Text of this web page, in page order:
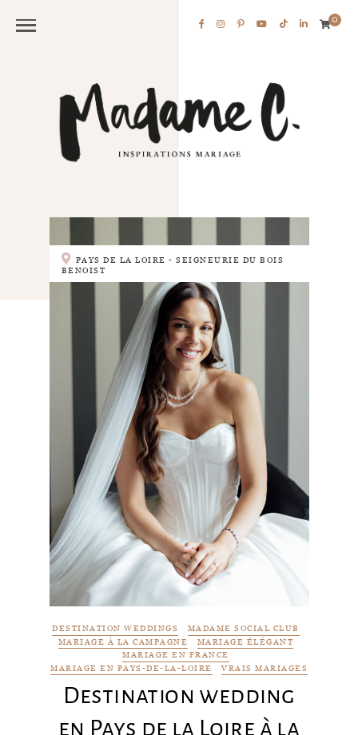
0
PAYS DE LA LOIRE - SEIGNEURIE DU BOIS
BENOIST
DESTINATION WEDDINGS
MADAME SOCIAL CLUB
MARIAGE À LA CAMPAGNE
MARIAGE ÉLÉGANT
MARIAGE EN FRANCE
MARIAGE EN PAYS-DE-LA-LOIRE
VRAIS MARIAGES
Destination wedding
en Pays de la Loire à la